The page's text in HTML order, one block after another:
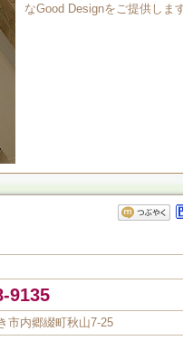
なGood Designをご提供します
9135
市内郷綴町秋山7-25